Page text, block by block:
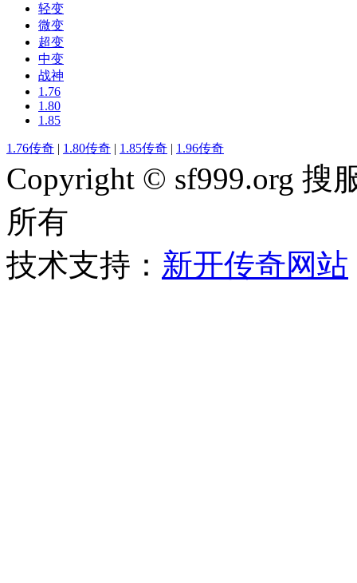
轻变
微变
超变
中变
战神
1.76
1.80
1.85
1.76传奇 | 1.80传奇 | 1.85传奇 | 1.96传奇
Copyright © sf999.org 搜
所有
技术支持： 新开传奇网站